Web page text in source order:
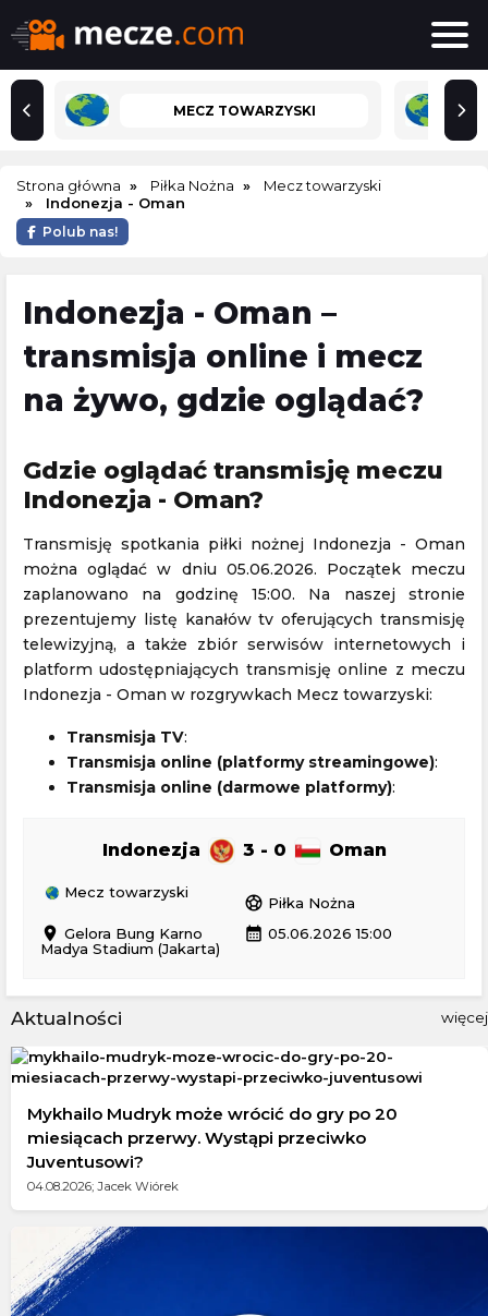
MECZ TOWARZYSKI
Strona główna Piłka Nożna
Mecz towarzyski
Indonezja - Oman
Polub nas!
Indonezja - Oman –
transmisja online i mecz
na żywo, gdzie oglądać?
Gdzie oglądać transmisję meczu
Indonezja - Oman?
Transmisję spotkania piłki nożnej Indonezja - Oman
można oglądać w dniu 05.06.2026. Początek meczu
zaplanowano na godzinę 15:00. Na naszej stronie
prezentujemy listę kanałów tv oferujących transmisję
telewizyjną, a także zbiór serwisów internetowych i
platform udostępniających transmisję online z meczu
Indonezja - Oman w rozgrywkach Mecz towarzyski:
Transmisja TV:
Transmisja online (platformy streamingowe):
Transmisja online (darmowe platformy):
Indonezja 3 - 0 Oman
Mecz towarzyski
sports_soccer Piłka Nożna
location_on Gelora Bung Karno
Madya Stadium (Jakarta)
calendar_month 05.06.2026 15:00
Aktualności więcej
Mykhailo Mudryk może wrócić do gry po 20
miesiącach przerwy. Wystąpi przeciwko
Juventusowi?
04.08.2026; Jacek Wiórek